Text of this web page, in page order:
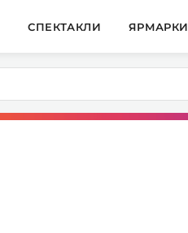
СПЕКТАКЛИ ЯРМАРКИ